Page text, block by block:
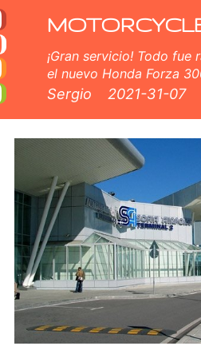
en
Sofía.
¡Gran servicio! Todo
el nuevo Honda Forza
Sergio 2021-31-07